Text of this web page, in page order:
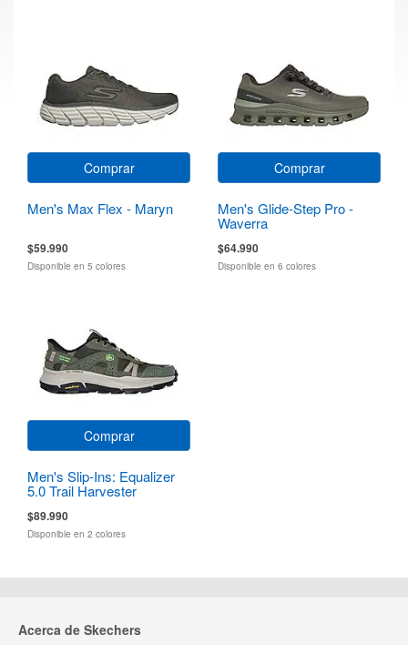
Comprar
Men's Max Flex - Maryn
$59.990
Disponible en 5 colores
Comprar
Men's Glide-Step Pro -
Waverra
$64.990
Disponible en 6 colores
Comprar
Men's Slip-Ins: Equalizer
5.0 Trail Harvester
$89.990
Disponible en 2 colores
Acerca de Skechers